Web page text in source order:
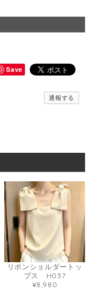
Save
通報する
リボンショルダートッ
プス H037
¥8,980